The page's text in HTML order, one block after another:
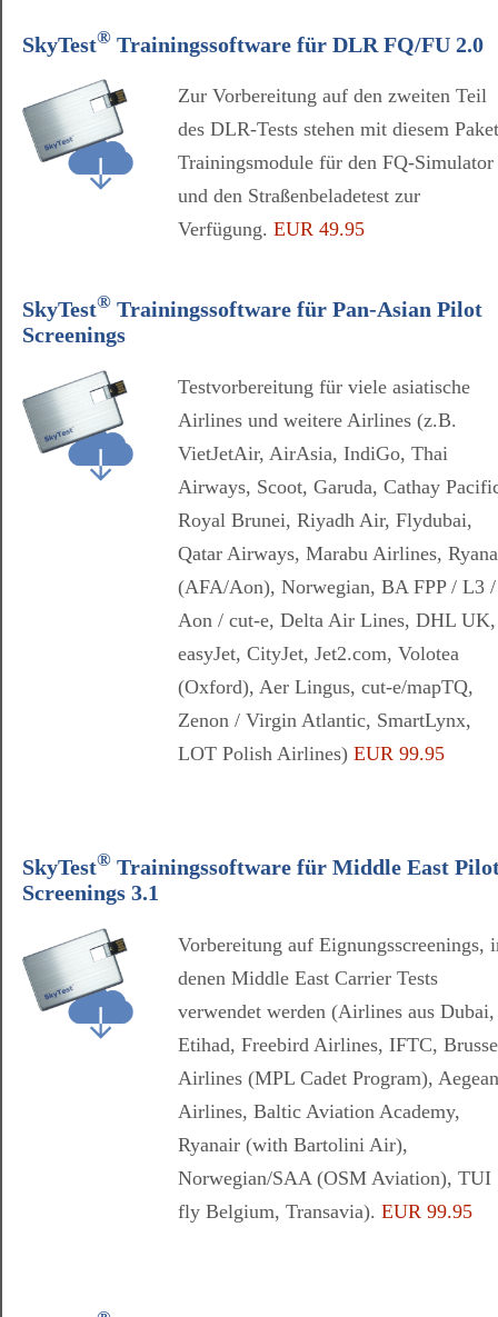
SkyTest® Trainingssoftware für DLR FQ/FU 2.0
Zur Vorbereitung auf den zweiten Teil
des DLR-Tests stehen mit diesem Paket
Trainingsmodule für den FQ-Simulator
und den Straßenbeladetest zur
Verfügung. EUR 49.95
SkyTest® Trainingssoftware für Pan-Asian Pilot
Screenings
Testvorbereitung für viele asiatische
Airlines und weitere Airlines (z.B.
VietJetAir, AirAsia, IndiGo, Thai
Airways, Scoot, Garuda, Cathay
Royal Brunei, Riyadh Air, Flydubai,
Qatar Airways, Marabu Airlines,
(AFA/Aon), Norwegian, BA FPP / L3 /
Aon / cut-e, Delta Air Lines, DHL UK,
easyJet, CityJet, Jet2.com, Volotea
(Oxford), Aer Lingus, cut-e/mapTQ,
Zenon / Virgin Atlantic, SmartLynx,
LOT Polish Airlines) EUR 99.95
SkyTest® Trainingssoftware für Middle East
Screenings 3.1
Vorbereitung auf Eignungsscreenings,
denen Middle East Carrier Tests
verwendet werden (Airlines aus Dubai,
Etihad, Freebird Airlines, IFTC,
Airlines (MPL Cadet Program), Aegean
Airlines, Baltic Aviation Academy,
Ryanair (with Bartolini Air),
Norwegian/SAA (OSM Aviation), TUI
fly Belgium, Transavia). EUR 99.95